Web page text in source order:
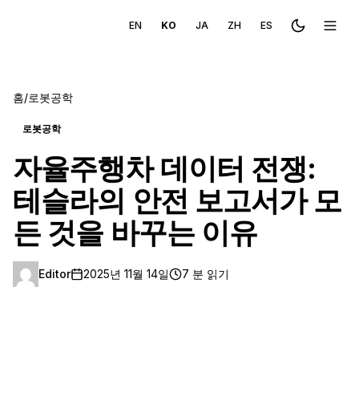
EN KO JA ZH ES Toggle메뉴
홈/로봇공학
로봇공학
자율주행차 데이터 전쟁:
테슬라의 안전 보고서가 모
든 것을 바꾸는 이유
Editor 2025년 11월 14일 7 분 읽기